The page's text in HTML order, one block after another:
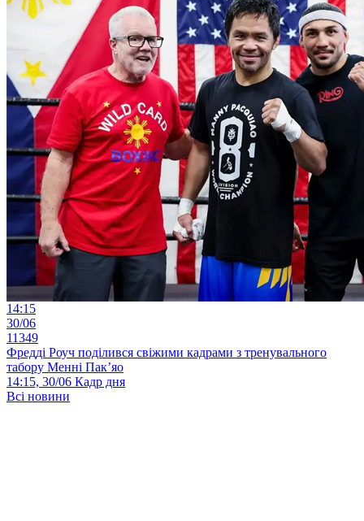
14:15
30/06
11349
Фредді Роуч поділився свіжими кадрами з тренувального
табору Менні Пак’яо
14:15, 30/06 Кадр дня
Всі новини